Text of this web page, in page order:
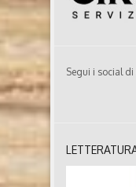
Segui i social